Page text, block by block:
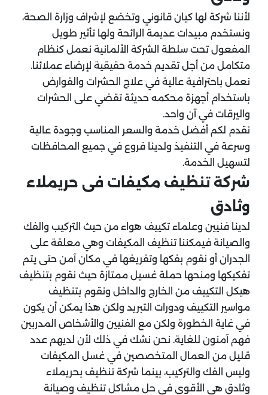
لأننا شركة لها كيان قانوني وتخضع لإشراف وزارة الصحة،
ونستخدم مبيدات عديمة الرائحة ولها تأثير طويل
المفعول تحت سلطة الشركة الألمانية نعمل كنظام
متكامل من أجل تقديم خدمة حقيقية لإرضاء عملائنا.
نعمل باحترافية عالية في علاج الحشرات والقوارض
باستخدام أجهزة محكمه حديثة تقضي على الحشرات
واليرقات في آن واحد.
نقدم لكم أفضل خدمة والسعر المناسب وجودة عالية
وسرعة في التنفيذ ولدينا فروع في جميع المحافظات
لتسهيل الخدمة.
شركة تنظيف مكيفات فى حريملاء
وثادق
لدينا فنيين وعلماء تكييف هواء من حيث التركيب والفك
والصيانة فيمكننا تنظيف المكيفات وهي معلقة على
الجدران أو نقوم بفكها وتفريغها في مكان آمن حتى يتم
تفكيكها ومنحها حملة غسيل ممتازة حيث نقوم بتنظيف
هيكل التكييف من الخارج والداخل ونقوم بتنظيف
مواسير التكييف ودورات التبريد ولكن هذا يمكن أن يكون
في غاية الخطورة ولكن مع الفنيين والأشخاص المدربين
فهم آمنون للغاية. نحن نشك في ذلك لأن لديهم عدد
قليل من العمال المتخصصين في غسل المكيفات
وليس الفك والتركيب، بينما شركة تنظيف بحريملاء
وثادق هي الأقوى في حل مشاكل تنظيف وصيانة